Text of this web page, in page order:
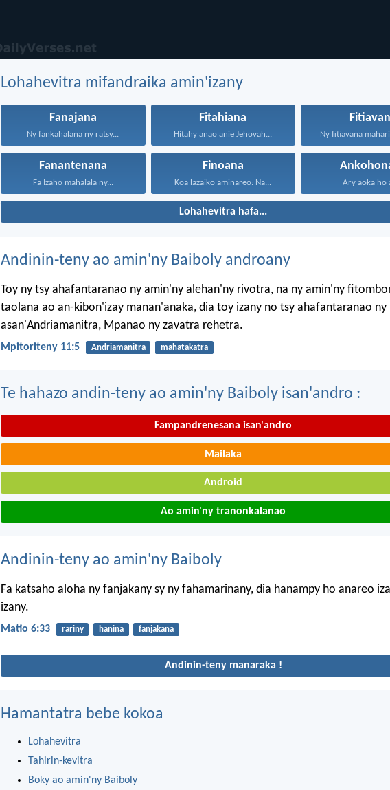
Lohahevitra mifandraika amin'izany
Fanajana
Ny fankahalana ny ratsy...
Fitahiana
Hitahy anao anie Jehovah... Ny fitiavana
Fanantenana
Fa Izaho mahalala ny...
Finoana
Koa lazaiko aminareo: Na... Ary aoka ho
Lohahevitra hafa...
Andinin-teny ao amin'ny Baiboly androany
Toy ny tsy ahafantaranao ny amin'ny alehan'ny rivotra, na ny amin'ny
taolana ao an-kibon'izay manan'anaka, dia toy izany no tsy ahafantaranao ny
asan'Andriamanitra, Mpanao ny zavatra rehetra.
Mpitoriteny 11:5 Andriamanitra mahatakatra
Te hahazo andin-teny ao amin'ny Baiboly isan'andro :
Fampandrenesana isan'andro
Mailaka
Android
Ao amin'ny tranonkalanao
Andinin-teny ao amin'ny Baiboly
Fa katsaho aloha ny fanjakany sy ny fahamarinany, dia hanampy ho anareo
izany.
Matio 6:33 rariny hanina fanjakana
Andinin-teny manaraka !
Hamantatra bebe kokoa
Lohahevitra
Tahirin-kevitra
Boky ao amin'ny Baiboly